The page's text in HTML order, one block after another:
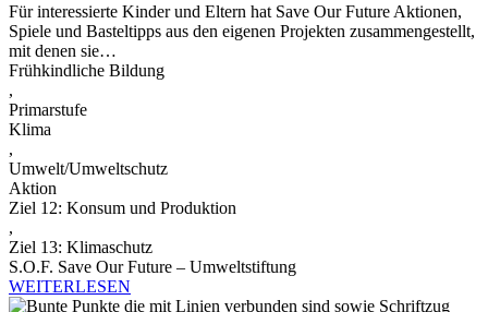
Für interessierte Kinder und Eltern hat Save Our Future Aktionen,
Spiele und Basteltipps aus den eigenen Projekten zusammengestellt,
mit denen sie…
Frühkindliche Bildung
,
Primarstufe
Klima
,
Umwelt/Umweltschutz
Aktion
Ziel 12: Konsum und Produktion
,
Ziel 13: Klimaschutz
S.O.F. Save Our Future – Umweltstiftung
WEITERLESEN